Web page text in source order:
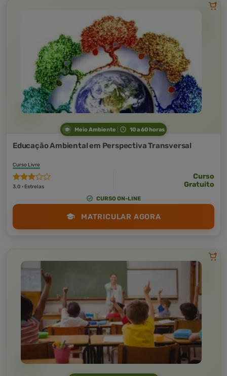
Meio Ambiente 10 a 60 horas
Educação Ambiental em Perspectiva Transversal
Curso Livre
3,0 · Estrelas
Curso
Gratuito
CURSO ON-LINE
MATRICULAR AGORA